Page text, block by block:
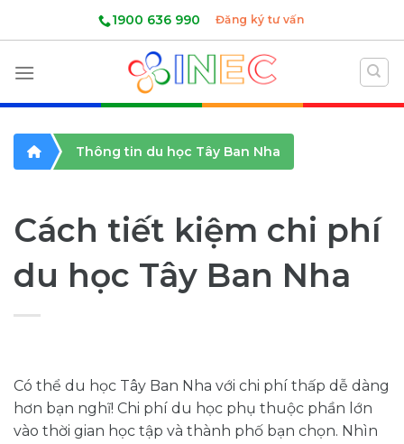
1900 636 990 Đăng ký tư vấn
Thông tin du học Tây Ban Nha
Cách tiết kiệm chi phí
du học Tây Ban Nha
Có thể du học Tây Ban Nha với chi phí thấp dễ dàng
hơn bạn nghĩ! Chi phí du học phụ thuộc phần lớn
vào thời gian học tập và thành phố bạn chọn. Nhìn